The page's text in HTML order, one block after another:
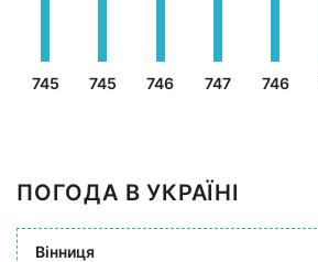
745 745 746 747 746
ПОГОДА В УКРАЇНІ
Вінниця